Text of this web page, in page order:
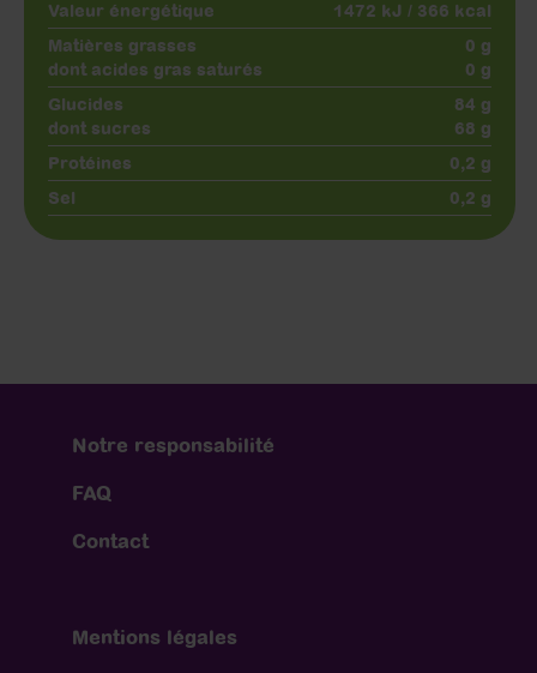
Valeur énergétique
1472 kJ / 366 kcal
Matières grasses
dont acides gras saturés
0 g
0 g
Glucides
dont sucres
84 g
68 g
Protéines
0,2 g
Sel
0,2 g
Notre responsabilité
FAQ
Contact
Mentions légales